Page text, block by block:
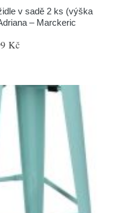
v sadě 2 ks (výška
– Marckeric
Kč